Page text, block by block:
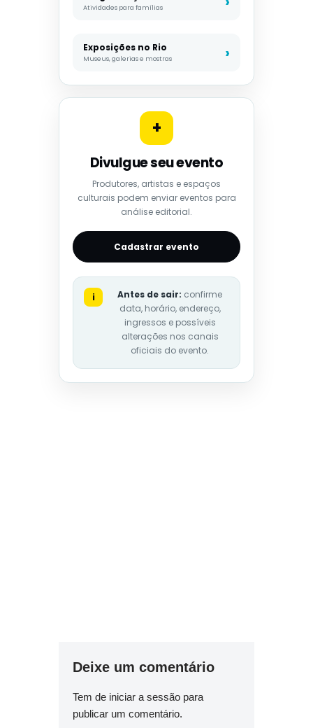
Atividades para famílias
Exposições no Rio
Museus, galerias e mostras
+
Divulgue seu evento
Produtores, artistas e espaços
culturais podem enviar eventos para
análise editorial.
Cadastrar evento
i Antes de sair: confirme
data, horário, endereço,
ingressos e possíveis
alterações nos canais
oficiais do evento.
Deixe um comentário
Tem de iniciar a sessão para
publicar um comentário.